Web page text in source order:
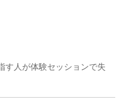
す人が体験セッションで失